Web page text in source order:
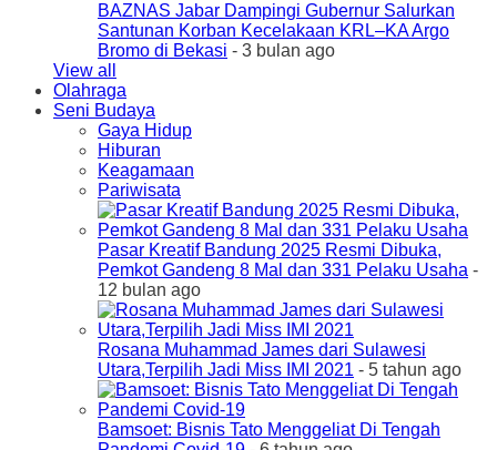
BAZNAS Jabar Dampingi Gubernur Salurkan
Santunan Korban Kecelakaan KRL–KA Argo
Bromo di Bekasi - 3 bulan ago
View all
Olahraga
Seni Budaya
Gaya Hidup
Hiburan
Keagamaan
Pariwisata
Pasar Kreatif Bandung 2025 Resmi Dibuka,
Pemkot Gandeng 8 Mal dan 331 Pelaku Usaha -
12 bulan ago
Rosana Muhammad James dari Sulawesi
Utara,Terpilih Jadi Miss IMI 2021 - 5 tahun ago
Bamsoet: Bisnis Tato Menggeliat Di Tengah